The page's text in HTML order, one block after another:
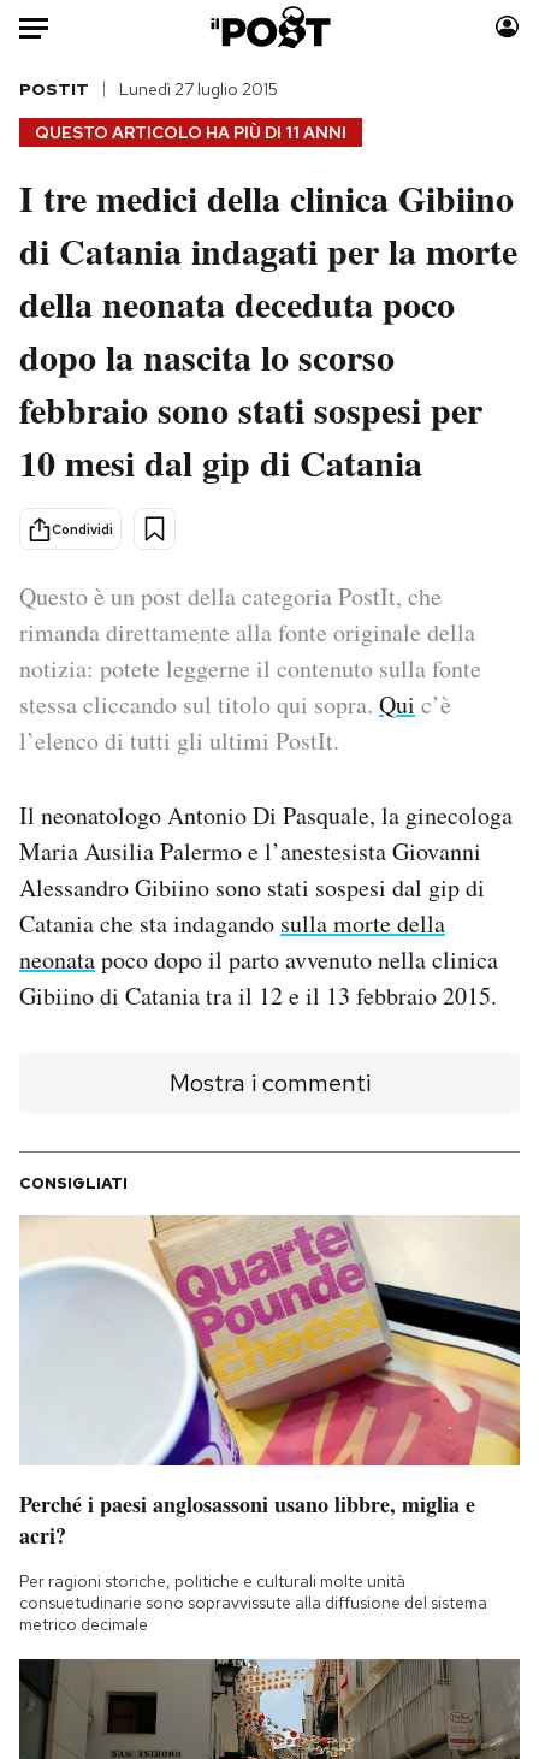
Auto
HOME
Italia
Politica
Tecnologia
Scienza
Cultura
Sport
Moda
Consumismi
Storie/Idee
Media
Europa
Mondiali calcio 2026
PODCAST
NEWSLETTER
I MIEI PREFERITI
SHOP
CALENDARIO
Notifiche mobile
Hai bisogno di aiuto?
Esci
QUESTO ARTICOLO HA PIÙ DI 11 ANNI
POSTIT Lunedì 27 luglio 2015
I tre medici della clinica Gibiino
di Catania indagati per la morte
della neonata deceduta poco
dopo la nascita lo scorso
febbraio sono stati sospesi per
10 mesi dal gip di Catania
Condividi
Questo è un post della categoria PostIt, che
rimanda direttamente alla fonte originale della
notizia: potete leggerne il contenuto sulla fonte
stessa cliccando sul titolo qui sopra. Qui c’è
l’elenco di tutti gli ultimi PostIt.
Il neonatologo Antonio Di Pasquale, la ginecologa
Maria Ausilia Palermo e l’anestesista Giovanni
Alessandro Gibiino sono stati sospesi dal gip di
Catania che sta indagando sulla morte della
neonatapoco dopo il parto avvenuto nella clinica
Gibiino di Catania tra il 12 e il 13 febbraio 2015.
Mostra i commenti
CONSIGLIATI
Perché i paesi anglosassoni usano libbre, miglia e
acri?
Per ragioni storiche, politiche e culturali molte unità
consuetudinarie sono sopravvissute alla diffusione del sistema
metrico decimale